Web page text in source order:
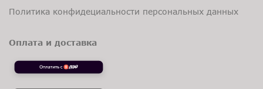
Политика конфидециальности персональных данных
Оплата и доставка